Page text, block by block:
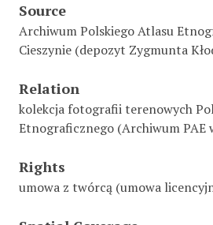
Source
Archiwum Polskiego Atlasu
Cieszynie (depozyt Zygmunta
Relation
kolekcja fotografii terenowych
Etnograficznego (Archiwum PAE
Rights
umowa z twórcą (umowa